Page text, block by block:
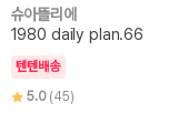
슈아뜰리에
1980 daily plan.66
텐텐배송
5.0 (45)